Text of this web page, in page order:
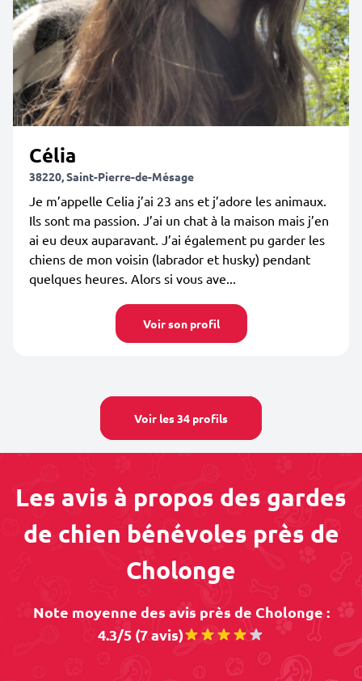
Célia
38220, Saint-Pierre-de-Mésage
Je m’appelle Celia j’ai 23 ans et j’adore les animaux.
Ils sont ma passion. J’ai un chat à la maison mais j’en
ai eu deux auparavant. J’ai également pu garder les
chiens de mon voisin (labrador et husky) pendant
quelques heures. Alors si vous ave...
Voir son profil
Voir les 34 profils
Les avis à propos des gardes
de chien bénévoles près de
Cholonge
Note moyenne des avis près de Cholonge :
4.3/5 (7 avis)